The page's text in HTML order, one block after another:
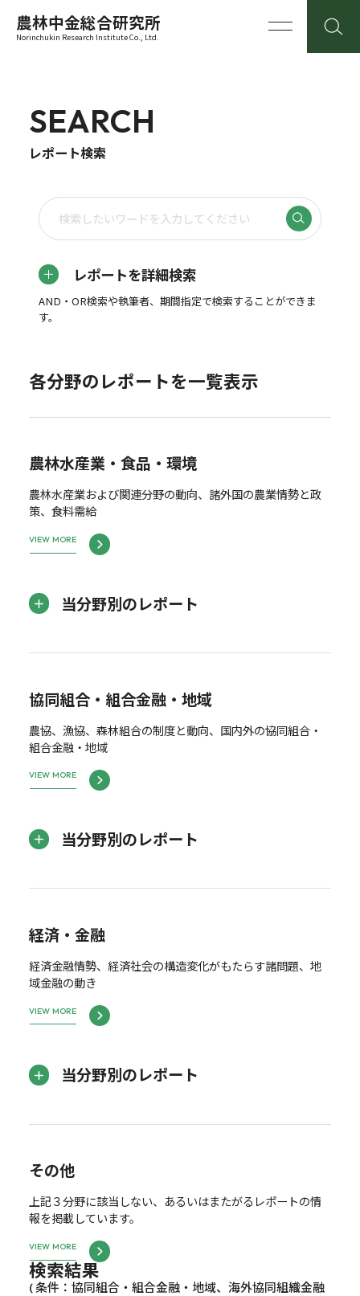
農林中金総合研究所
Norinchukin Research Institute Co., Ltd.
SEARCH
レポート検索
レポートを詳細検索
AND・OR検索や執筆者、期間指定で検索することができま
す。
各分野のレポートを一覧表示
農林水産業・食品・環境
農林水産業および関連分野の動向、諸外国の農業情勢と政
策、食料需給
VIEW MORE
当分野別のレポート
協同組合・組合金融・地域
農協、漁協、森林組合の制度と動向、国内外の協同組合・
組合金融・地域
VIEW MORE
当分野別のレポート
経済・金融
経済金融情勢、経済社会の構造変化がもたらす諸問題、地
域金融の動き
VIEW MORE
当分野別のレポート
その他
上記３分野に該当しない、あるいはまたがるレポートの情
報を掲載しています。
VIEW MORE
検索結果
( 条件：協同組合・組合金融・地域、海外協同組織金融